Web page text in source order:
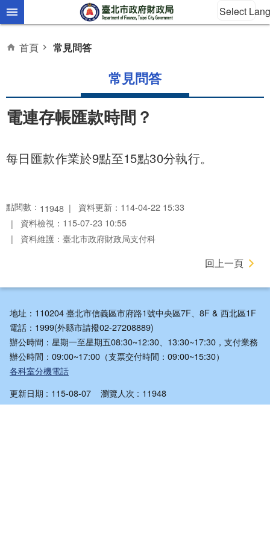
跳到主要內容區塊 Select
首頁 常見問答
常見問答
電連存帳匯款時間？
每日匯款作業於9點至15點30分執行。
點閱數： 11948
資料更新：114-04-22 15:33
資料檢視：115-07-23 10:55
資料維護：臺北市政府財政局支付科
回上一頁
地址：110204 臺北市信義區市府路1號中央區7F、8F & 西北區1F
電話：1999(外縣市請撥02-27208889)
辦公時間：星期一至星期五08:30~12:30、13:30~17:30，支付業務
辦公時間：09:00~17:00（支票交付時間：09:00~15:30）
各科室分機電話
更新日期
115-08-07 瀏覽人次 11948